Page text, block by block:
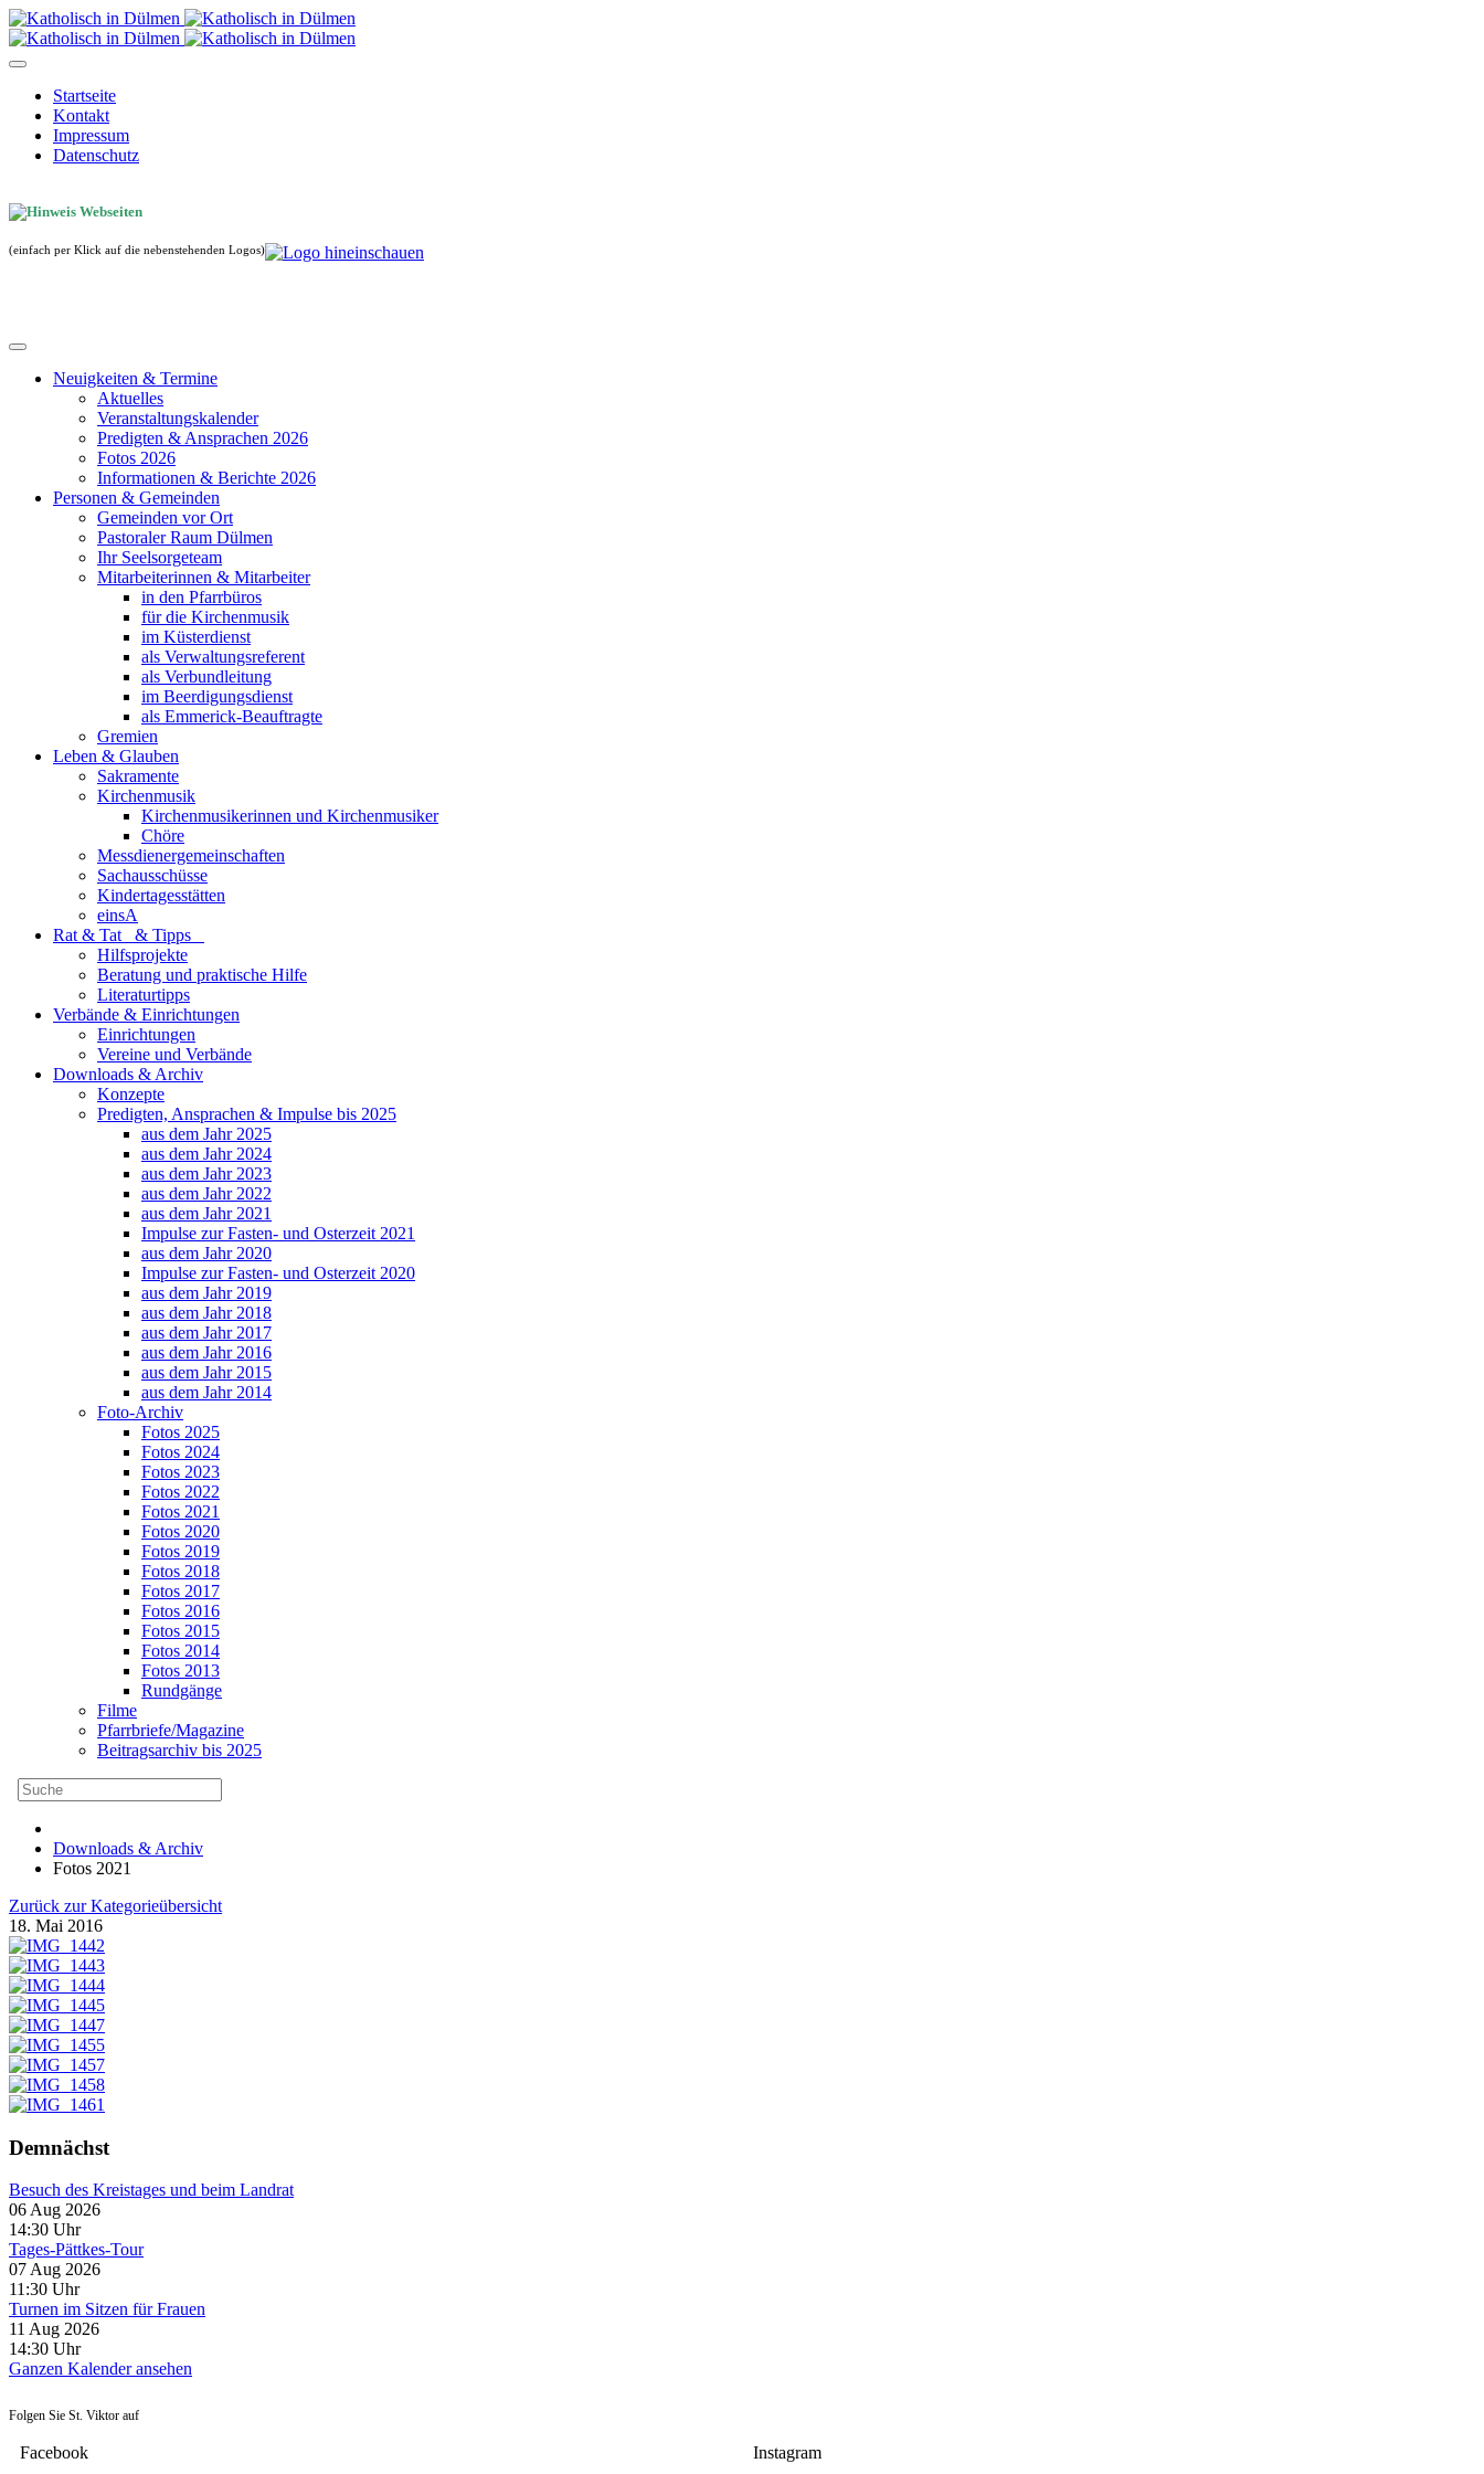
Startseite
Kontakt
Impressum
Datenschutz
(einfach per Klick auf die nebenstehenden Logos)
Neuigkeiten & Termine
Aktuelles
Veranstaltungskalender
Predigten & Ansprachen 2026
Fotos 2026
Informationen & Berichte 2026
Personen & Gemeinden
Gemeinden vor Ort
Pastoraler Raum Dülmen
Ihr Seelsorgeteam
Mitarbeiterinnen & Mitarbeiter
in den Pfarrbüros
für die Kirchenmusik
im Küsterdienst
als Verwaltungsreferent
als Verbundleitung
im Beerdigungsdienst
als Emmerick-Beauftragte
Gremien
Leben & Glauben
Sakramente
Kirchenmusik
Kirchenmusikerinnen und Kirchenmusiker
Chöre
Messdienergemeinschaften
Sachausschüsse
Kindertagesstätten
einsA
Rat & Tat & Tipps
Hilfsprojekte
Beratung und praktische Hilfe
Literaturtipps
Verbände & Einrichtungen
Einrichtungen
Vereine und Verbände
Downloads & Archiv
Konzepte
Predigten, Ansprachen & Impulse bis 2025
aus dem Jahr 2025
aus dem Jahr 2024
aus dem Jahr 2023
aus dem Jahr 2022
aus dem Jahr 2021
Impulse zur Fasten- und Osterzeit 2021
aus dem Jahr 2020
Impulse zur Fasten- und Osterzeit 2020
aus dem Jahr 2019
aus dem Jahr 2018
aus dem Jahr 2017
aus dem Jahr 2016
aus dem Jahr 2015
aus dem Jahr 2014
Foto-Archiv
Fotos 2025
Fotos 2024
Fotos 2023
Fotos 2022
Fotos 2021
Fotos 2020
Fotos 2019
Fotos 2018
Fotos 2017
Fotos 2016
Fotos 2015
Fotos 2014
Fotos 2013
Rundgänge
Filme
Pfarrbriefe/Magazine
Beitragsarchiv bis 2025
Downloads & Archiv
Fotos 2021
Zurück zur Kategorieübersicht
18. Mai 2016
Demnächst
Besuch des Kreistages und beim Landrat
06 Aug 2026
14:30 Uhr
Tages-Pättkes-Tour
07 Aug 2026
11:30 Uhr
Turnen im Sitzen für Frauen
11 Aug 2026
14:30 Uhr
Ganzen Kalender ansehen
Folgen Sie St. Viktor auf
Facebook Instagram